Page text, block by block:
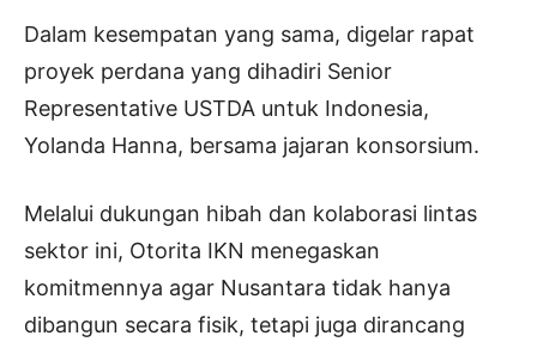
Dalam kesempatan yang sama, digelar rapat
proyek perdana yang dihadiri Senior
Representative USTDA untuk Indonesia,
Yolanda Hanna, bersama jajaran konsorsium.
Melalui dukungan hibah dan kolaborasi lintas
sektor ini, Otorita IKN menegaskan
komitmennya agar Nusantara tidak hanya
dibangun secara fisik, tetapi juga dirancang